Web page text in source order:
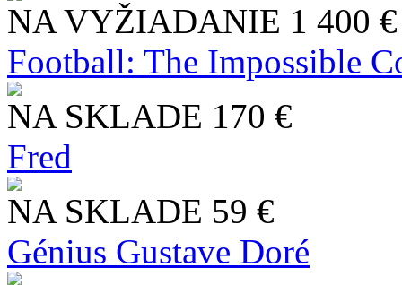
NA VYŽIADANIE 1 400 €
Football: The Impossible
NA SKLADE 170 €
Fred
NA SKLADE 59 €
Génius Gustave Doré